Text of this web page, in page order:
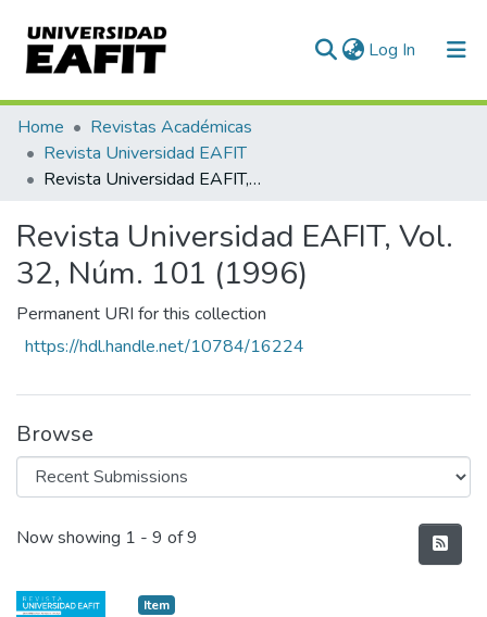
Log In (current)
Communities & Collections
All of DSpace
Home
Revistas Académicas
Revista Universidad EAFIT
Revista Universidad EAFIT, Vol. 32, Núm. 101 (1996)
Revista Universidad EAFIT, Vol.
32, Núm. 101 (1996)
Permanent URI for this collection
https://hdl.handle.net/10784/16224
Browse
Recent Submissions
Now showing 1 - 9 of 9
Item